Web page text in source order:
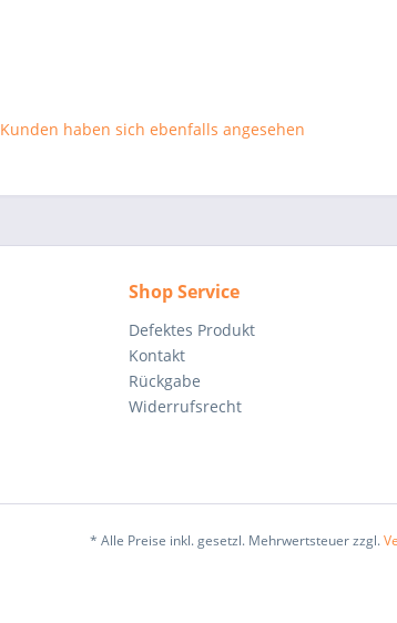
Kunden haben sich ebenfalls angesehen
Shop Service
Defektes Produkt
Kontakt
Rückgabe
Widerrufsrecht
* Alle Preise inkl. gesetzl. Mehrwertsteuer zzgl.